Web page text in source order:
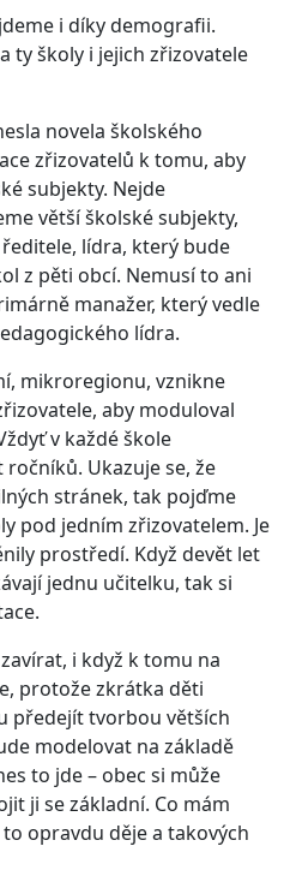
i díky demografii.
ty školy i jejich zřizovatele
novela školského
zřizovatelů k tomu, aby
subjekty. Nejde
větší školské subjekty,
lídra, který bude
z pěti obcí. Nemusí to ani
manažer, který vedle
lídra.
mikroregionu, vznikne
aby moduloval
v každé škole
Ukazuje se, že
stránek, tak pojďme
pod jedním zřizovatelem. Je
prostředí. Když devět let
jednu učitelku, tak si
i když k tomu na
protože zkrátka děti
předejít tvorbou větších
modelovat na základě
to jde – obec si může
ji se základní. Co mám
opravdu děje a takových